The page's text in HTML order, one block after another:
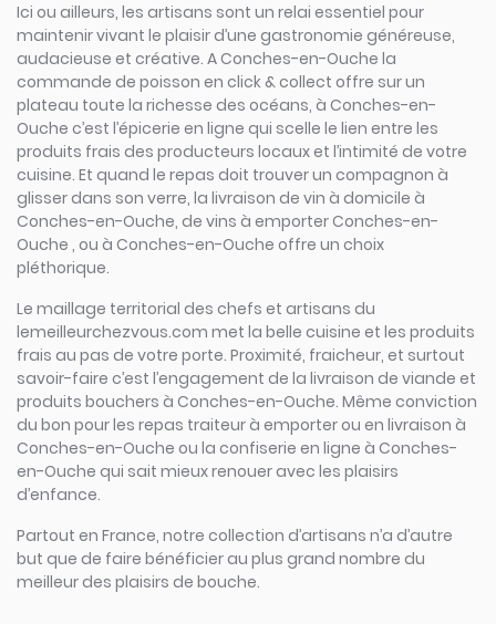
Ici ou ailleurs, les artisans sont un relai essentiel pour
maintenir vivant le plaisir d’une gastronomie généreuse,
audacieuse et créative. A Conches-en-Ouche la
commande de poisson en click & collect offre sur un
plateau toute la richesse des océans, à Conches-en-
Ouche c’est l’épicerie en ligne qui scelle le lien entre les
produits frais des producteurs locaux et l’intimité de votre
cuisine. Et quand le repas doit trouver un compagnon à
glisser dans son verre, la livraison de vin à domicile à
Conches-en-Ouche, de vins à emporter Conches-en-
Ouche , ou à Conches-en-Ouche offre un choix
pléthorique.
Le maillage territorial des chefs et artisans du
lemeilleurchezvous.com met la belle cuisine et les produits
frais au pas de votre porte. Proximité, fraicheur, et surtout
savoir-faire c’est l’engagement de la livraison de viande et
produits bouchers à Conches-en-Ouche. Même conviction
du bon pour les repas traiteur à emporter ou en livraison à
Conches-en-Ouche ou la confiserie en ligne à Conches-
en-Ouche qui sait mieux renouer avec les plaisirs
d’enfance.
Partout en France, notre collection d’artisans n’a d’autre
but que de faire bénéficier au plus grand nombre du
meilleur des plaisirs de bouche.